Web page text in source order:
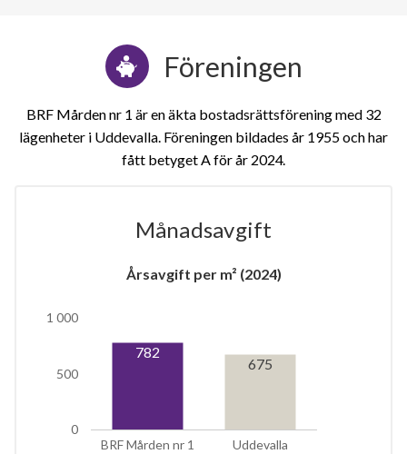
lägenhet
Föreningen
BRF Mården nr 1 är en äkta bostadsrättsförening med 32
lägenheter i Uddevalla. Föreningen bildades år 1955 och har
fått betyget A för år 2024
Månadsavgift
Årsavgift per m² (2024)
BRF Mården nr 1 Uddevalla
0
500
1 000
782
675